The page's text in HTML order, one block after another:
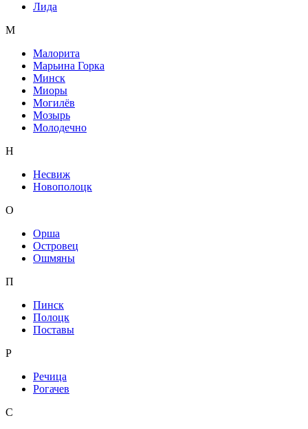
Лида
М
Малорита
Марьина Горка
Минск
Миоры
Могилёв
Мозырь
Молодечно
Н
Несвиж
Новополоцк
О
Орша
Островец
Ошмяны
П
Пинск
Полоцк
Поставы
Р
Речица
Рогачев
С